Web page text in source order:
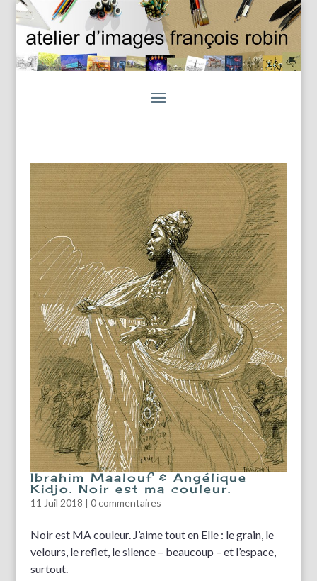
Ibrahim Maalouf & Angélique
Kidjo. Noir est ma couleur.
11 Juil 2018 | 0 commentaires
Noir est MA couleur. J’aime tout en Elle : le grain, le
velours, le reflet, le silence – beaucoup – et l’espace,
surtout.